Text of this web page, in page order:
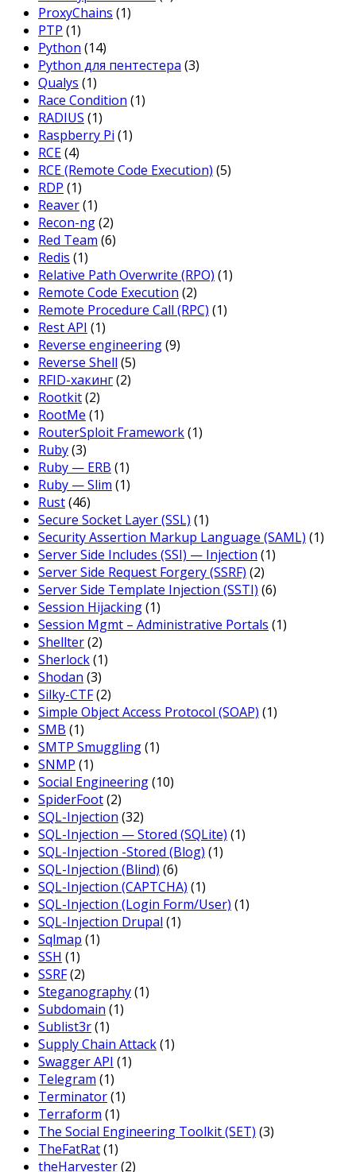
ProxyChains (1)
PTP (1)
Python (14)
Python для пентестера (3)
Qualys (1)
Race Condition (1)
RADIUS (1)
Raspberry Pi (1)
RCE(4)
RCE (Remote Code Execution) (5)
RDP (1)
Reaver(1)
Recon-ng(2)
Red Team (6)
Redis (1)
Relative Path Overwrite (RPO) (1)
Remote Code Execution (2)
Remote Procedure Call (RPC) (1)
Rest API (1)
Reverse engineering(9)
Reverse Shell (5)
RFID-хакинг(2)
Rootkit(2)
RootMe (1)
RouterSploit Framework(1)
Ruby(3)
Ruby — ERB (1)
Ruby — Slim (1)
Rust(46)
Secure Socket Layer (SSL) (1)
Security Assertion Markup Language (SAML) (1)
Server Side Includes (SSI) — Injection (1)
Server Side Request Forgery (SSRF) (2)
Server Side Template Injection (SSTI) (6)
Session Hijacking(1)
Session Mgmt – Administrative Portals (1)
Shellter(2)
Sherlock(1)
Shodan (3)
Silky-CTF(2)
Simple Object Access Protocol (SOAP) (1)
SMB (1)
SMTP Smuggling(1)
SNMP (1)
Social Engineering(10)
SpiderFoot(2)
SQL-Injection (32)
SQL-Injection — Stored (SQLite) (1)
SQL-Injection -Stored (Blog) (1)
SQL-Injection (Blind) (6)
SQL-Injection (CAPTCHA) (1)
SQL-Injection (Login Form/User) (1)
SQL-Injection Drupal (1)
Sqlmap (1)
SSH (1)
SSRF(2)
Steganography(1)
Subdomain (1)
Sublist3r(1)
Supply Chain Attack(1)
Swagger API (1)
Telegram (1)
Terminator(1)
Terraform (1)
The Social Engineering Toolkit (SET) (3)
TheFatRat(1)
theHarvester(2)